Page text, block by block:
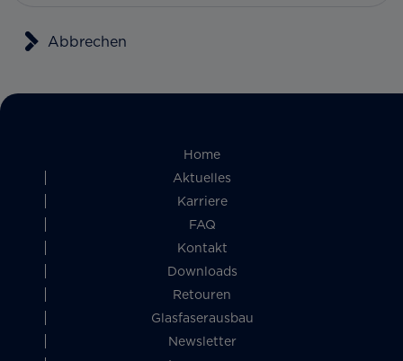
Abbrechen
Home
Aktuelles
Karriere
FAQ
Kontakt
Downloads
Retouren
Glasfaserausbau
Newsletter